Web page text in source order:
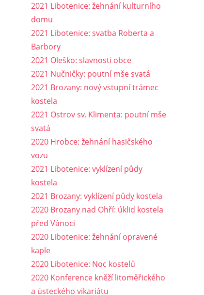
2021 Libotenice: žehnání kulturního
domu
2021 Libotenice: svatba Roberta a
Barbory
2021 Oleško: slavnosti obce
2021 Nučničky: poutní mše svatá
2021 Brozany: nový vstupní trámec
kostela
2021 Ostrov sv. Klimenta: poutní mše
svatá
2020 Hrobce: žehnání hasičského
vozu
2021 Libotenice: vyklízení půdy
kostela
2021 Brozany: vyklízení půdy kostela
2020 Brozany nad Ohří: úklid kostela
před Vánoci
2020 Libotenice: žehnání opravené
kaple
2020 Libotenice: Noc kostelů
2020 Konference kněží litoměřického
a ústeckého vikariátu